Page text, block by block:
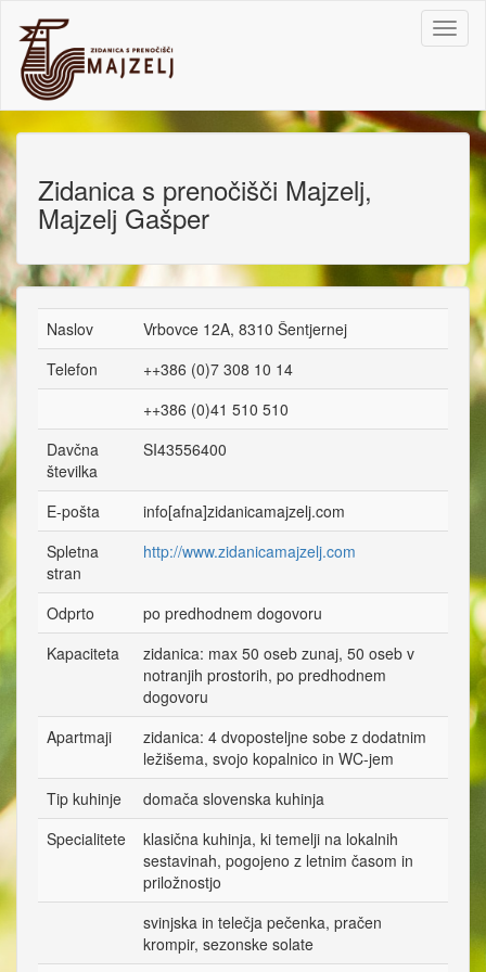
Zidanica s prenočišči Majzelj,
Majzelj Gašper
Naslov
Vrbovce 12A, 8310 Šentjernej
Telefon
++386 (0)7 308 10 14
++386 (0)41 510 510
Davčna
številka
SI43556400
E-pošta
info[afna]zidanicamajzelj.com
Spletna
stran
http://www.zidanicamajzelj.com
Odprto
po predhodnem dogovoru
Kapaciteta
zidanica: max 50 oseb zunaj, 50 oseb v
notranjih prostorih, po predhodnem
dogovoru
Apartmaji
zidanica: 4 dvoposteljne sobe z dodatnim
ležišema, svojo kopalnico in WC-jem
Tip kuhinje
domača slovenska kuhinja
Specialitete
klasična kuhinja, ki temelji na lokalnih
sestavinah, pogojeno z letnim časom in
priložnostjo
svinjska in telečja pečenka, pračen
krompir, sezonske solate